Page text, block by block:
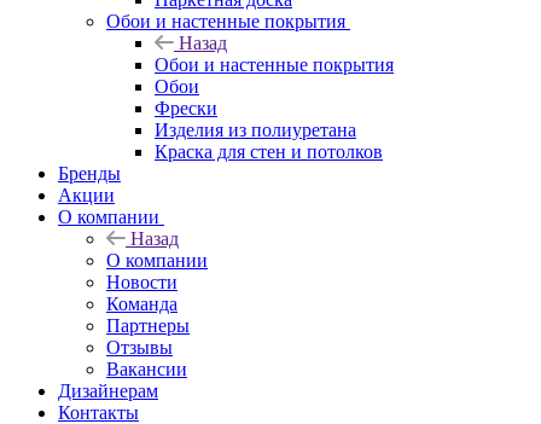
Обои и настенные покрытия
Назад
Обои и настенные покрытия
Обои
Фрески
Изделия из полиуретана
Краска для стен и потолков
Бренды
Акции
О компании
Назад
О компании
Новости
Команда
Партнеры
Отзывы
Вакансии
Дизайнерам
Контакты